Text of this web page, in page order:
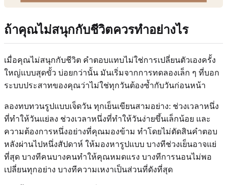
ถ้าคุณไม่สนุกกับชีวิตควรทำอย่างไร
เมื่อคุณไม่สนุกกับชีวิต คำตอบแทบไม่ใช่การเปลี่ยนตัวเองครั้ง
ใหญ่แบบสุดขั้ว บ่อยกว่านั้น มันเริ่มจากการทดลองเล็ก ๆ ที่บอก
ระบบประสาทของคุณว่าไม่ใช่ทุกวันต้องซ้ำกับวันก่อนหน้า
ลองทบทวนรูปแบบเจ็ดวัน ทุกเย็นเขียนสามอย่าง: ช่วงเวลาหนึ่ง
ที่ทำให้วันแย่ลง ช่วงเวลาหนึ่งที่ทำให้วันง่ายขึ้นเล็กน้อย และ
ความต้องการหนึ่งอย่างที่คุณมองข้าม ทำโดยไม่ตัดสินคำตอบ
หลังผ่านไปหนึ่งสัปดาห์ ให้มองหารูปแบบ บางทีช่วงเย็นอาจแย่
ที่สุด บางทีคนบางคนทำให้คุณหมดแรง บางทีการนอนไม่พอ
เปลี่ยนทุกอย่าง บางทีความเหงาเป็นส่วนที่ดังที่สุด